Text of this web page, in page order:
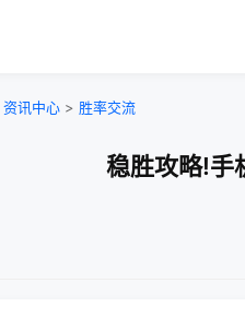
资讯中心 > 胜率交流
稳胜攻略!手